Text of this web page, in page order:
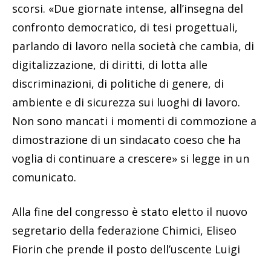
scorsi. «Due giornate intense, all’insegna del
confronto democratico, di tesi progettuali,
parlando di lavoro nella società che cambia, di
digitalizzazione, di diritti, di lotta alle
discriminazioni, di politiche di genere, di
ambiente e di sicurezza sui luoghi di lavoro.
Non sono mancati i momenti di commozione a
dimostrazione di un sindacato coeso che ha
voglia di continuare a crescere» si legge in un
comunicato.
Alla fine del congresso è stato eletto il nuovo
segretario della federazione Chimici, Eliseo
Fiorin che prende il posto dell’uscente Luigi